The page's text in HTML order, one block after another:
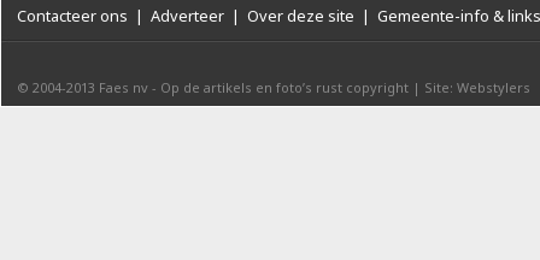
Contacteer ons | Adverteer | Over deze site | Gemeente-info & links
© 2004-2013 Faes nv - Op de artikels en foto’s rust copyright | Site: Webstylers